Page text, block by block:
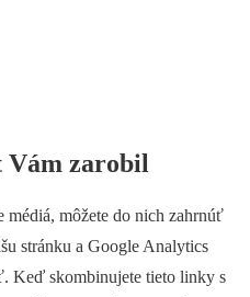
Vám zarobil
médiá, môžete do nich zahrnúť
stránku a Google Analytics
Keď skombinujete tieto linky s